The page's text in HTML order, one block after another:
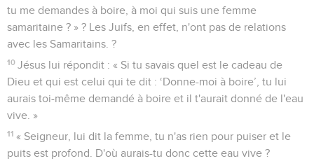
tu me demandes à boire, à moi qui suis une femme
samaritaine ? » ? Les Juifs, en effet, n'ont pas de relations
avec les Samaritains. ?
10 Jésus lui répondit : « Si tu savais quel est le cadeau de
Dieu et qui est celui qui te dit : ‘Donne-moi à boire’, tu lui
aurais toi-même demandé à boire et il t'aurait donné de l'eau
vive. »
11 « Seigneur, lui dit la femme, tu n'as rien pour puiser et le
puits est profond. D'où aurais-tu donc cette eau vive ?